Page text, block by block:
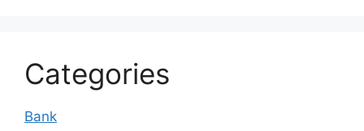
Categories
Bank